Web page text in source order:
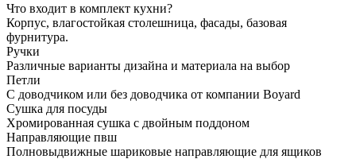
Что входит в комплект кухни?
Корпус, влагостойкая столешница, фасады, базовая
фурнитура.
Ручки
Различные варианты дизайна и материала на выбор
Петли
С доводчиком или без доводчика от компании Boyard
Сушка для посуды
Хромированная сушка с двойным поддоном
Направляющие пвш
Полновыдвижные шариковые направляющие для ящиков